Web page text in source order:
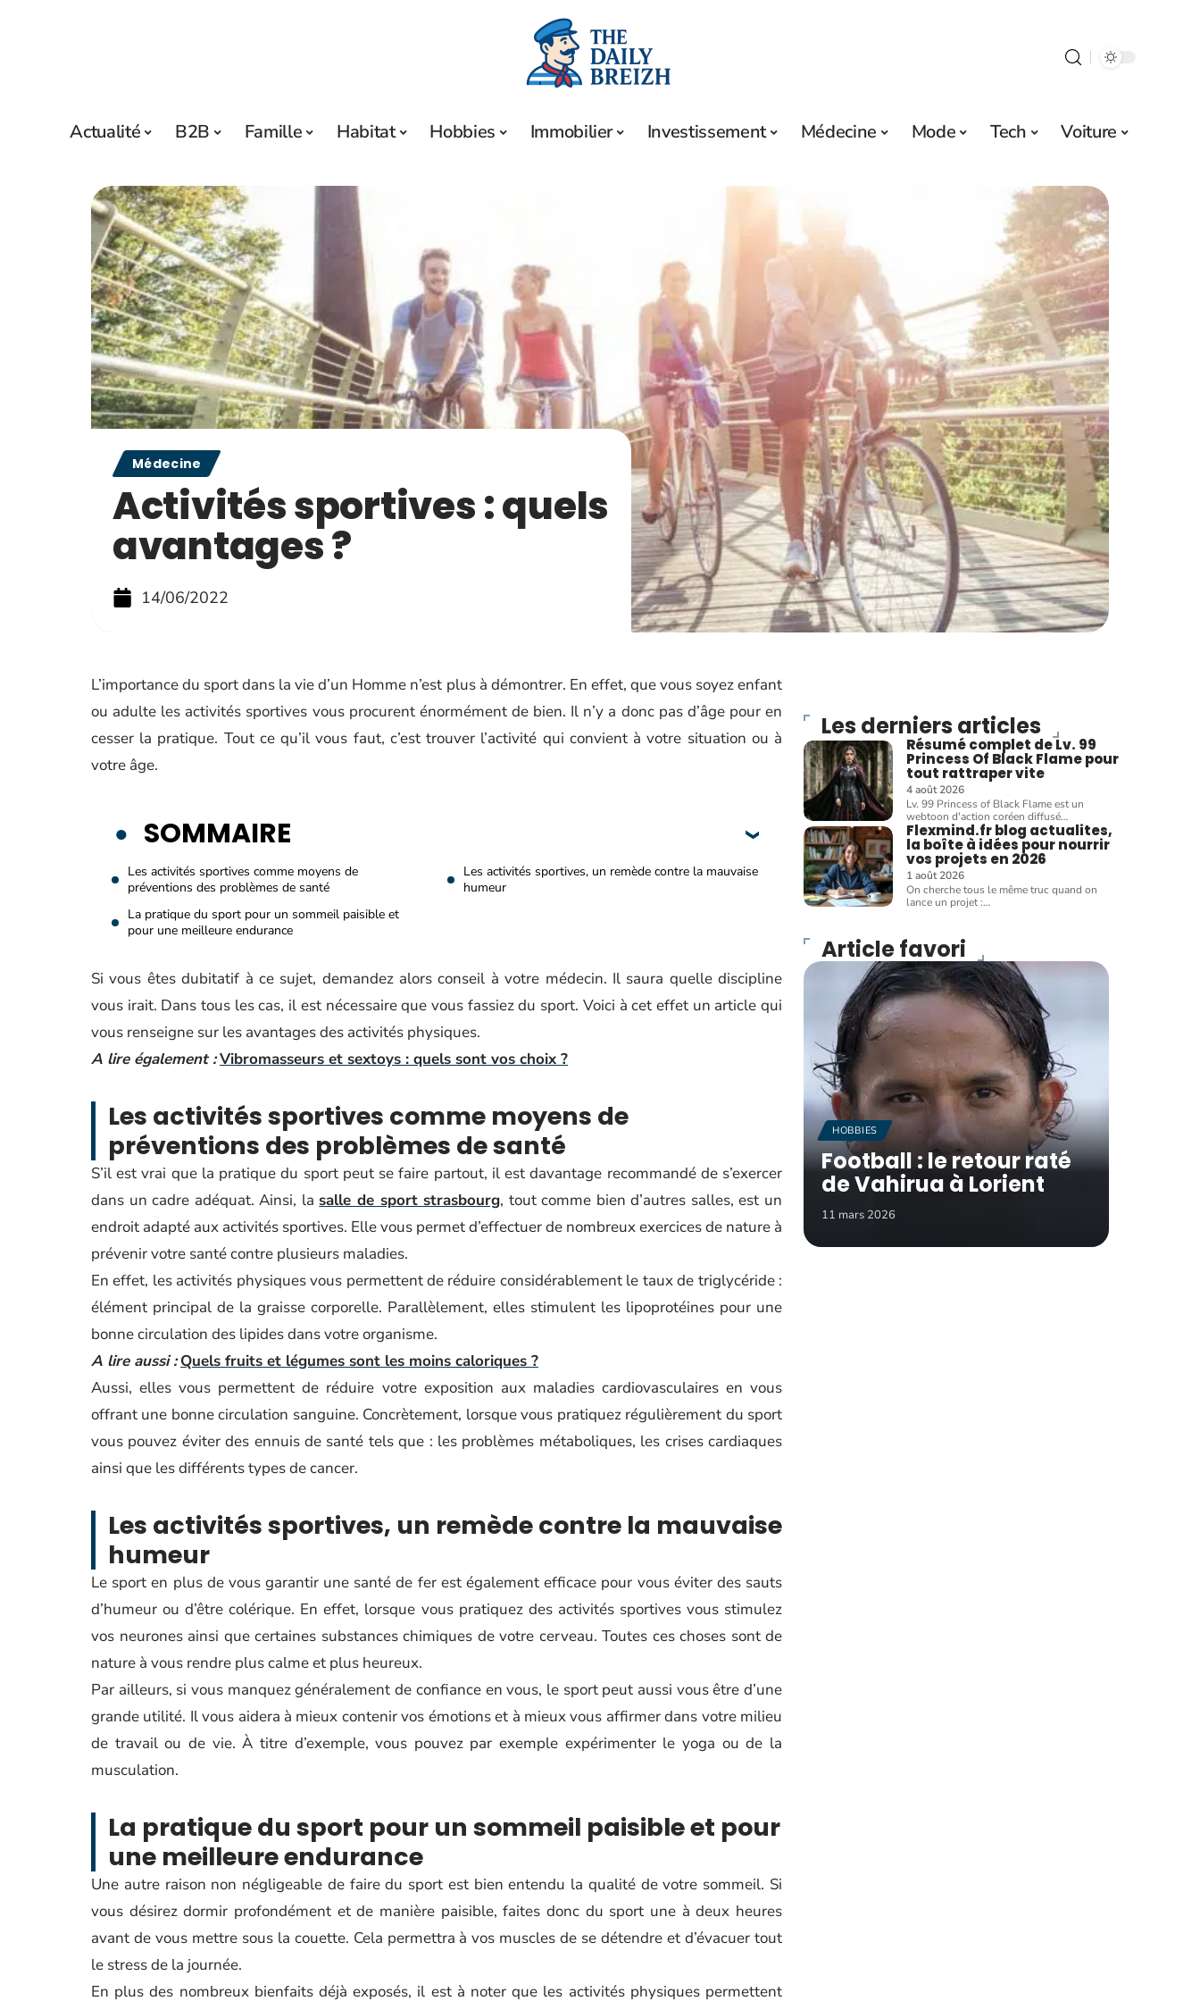
Actualité B2B Famille Habitat Hobbies Immobilier Investissement Médecine Mode Tech Voiture
Médecine
Activités sportives : quels
avantages ?
14/06/2022
L’importance du sport dans la vie d’un Homme n’est plus à démontrer. En effet, que vous soyez enfant
ou adulte les activités sportives vous procurent énormément de bien. Il n’y a donc pas d’âge pour en
cesser la pratique. Tout ce qu’il vous faut, c’est trouver l’activité qui convient à votre situation ou à
votre âge.
SOMMAIRE
Les activités sportives comme moyens de
préventions des problèmes de santé
Les activités sportives, un remède contre la mauvaise
humeur
La pratique du sport pour un sommeil paisible et
pour une meilleure endurance
Si vous êtes dubitatif à ce sujet, demandez alors conseil à votre médecin. Il saura quelle discipline
vous irait. Dans tous les cas, il est nécessaire que vous fassiez du sport. Voici à cet effet un article qui
vous renseigne sur les avantages des activités physiques.
A lire également :Vibromasseurs et sextoys : quels sont vos choix ?
Les activités sportives comme moyens de
préventions des problèmes de santé
S’il est vrai que la pratique du sport peut se faire partout, il est davantage recommandé de s’exercer
dans un cadre adéquat. Ainsi, la salle de sport strasbourg, tout comme bien d’autres salles, est un
endroit adapté aux activités sportives. Elle vous permet d’effectuer de nombreux exercices de nature à
prévenir votre santé contre plusieurs maladies.
En effet, les activités physiques vous permettent de réduire considérablement le taux de triglycéride :
élément principal de la graisse corporelle. Parallèlement, elles stimulent les lipoprotéines pour une
bonne circulation des lipides dans votre organisme.
A lire aussi : Quels fruits et légumes sont les moins caloriques ?
Aussi, elles vous permettent de réduire votre exposition aux maladies cardiovasculaires en vous
offrant une bonne circulation sanguine. Concrètement, lorsque vous pratiquez régulièrement du sport
vous pouvez éviter des ennuis de santé tels que : les problèmes métaboliques, les crises cardiaques
ainsi que les différents types de cancer.
Les activités sportives, un remède contre la mauvaise
humeur
Le sport en plus de vous garantir une santé de fer est également efficace pour vous éviter des sauts
d’humeur ou d’être colérique. En effet, lorsque vous pratiquez des activités sportives vous stimulez
vos neurones ainsi que certaines substances chimiques de votre cerveau. Toutes ces choses sont de
nature à vous rendre plus calme et plus heureux.
Par ailleurs, si vous manquez généralement de confiance en vous, le sport peut aussi vous être d’une
grande utilité. Il vous aidera à mieux contenir vos émotions et à mieux vous affirmer dans votre milieu
de travail ou de vie. À titre d’exemple, vous pouvez par exemple expérimenter le yoga ou de la
musculation.
La pratique du sport pour un sommeil paisible et pour
une meilleure endurance
Une autre raison non négligeable de faire du sport est bien entendu la qualité de votre sommeil. Si
vous désirez dormir profondément et de manière paisible, faites donc du sport une à deux heures
avant de vous mettre sous la couette. Cela permettra à vos muscles de se détendre et d’évacuer tout
le stress de la journée.
En plus des nombreux bienfaits déjà exposés, il est à noter que les activités physiques permettent
Les derniers articles
Résumé complet de Lv. 99
Princess Of Black Flame pour
tout rattraper vite
4 août 2026
Lv. 99 Princess of Black Flame est un
webtoon d'action coréen diffusé…
Flexmind.fr blog actualites,
la boîte à idées pour nourrir
vos projets en 2026
1 août 2026
On cherche tous le même truc quand on
lance un projet :…
Article favori
HOBBIES
Football : le retour raté
de Vahirua à Lorient
11 mars 2026